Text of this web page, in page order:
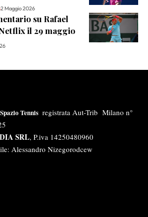
2 Maggio 2026
su Rafael
il 29 maggio
Spazio Tennis registrata Aut-Trib Milano n°
SRL, P.iva 14250480960
Alessandro Nizegorodcew